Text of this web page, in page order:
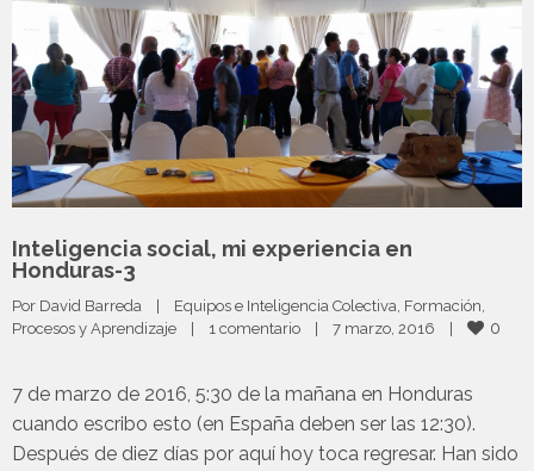
Inteligencia social, mi experiencia en
Honduras-3
Por David Barreda Equipos e Inteligencia Colectiva, Formación
Procesos y Aprendizaje
1 comentario 7 marzo, 2016 0
7 de marzo de 2016, 5:30 de la mañana en Honduras
cuando escribo esto (en España deben ser las 12:30).
Después de diez días por aquí hoy toca regresar. Han sido